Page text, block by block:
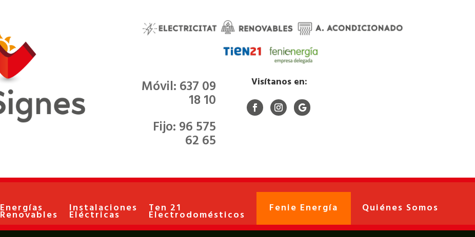
Móvil: 637 09
18 10
Fijo: 96 575
62 65
Visítanos en:
Energías
Renovables Instalaciones
Eléctricas Ten 21
Electrodomésticos Fenie Energía Quiénes Somos